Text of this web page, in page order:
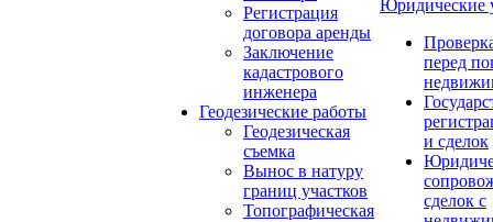
Регистрация
договора аренды
Заключение
кадастрового
инженера
Геодезические работы
Геодезическая
съемка
Вынос в натуру
границ участков
Топографическая
Юридические
перед
и сделок
сделок с